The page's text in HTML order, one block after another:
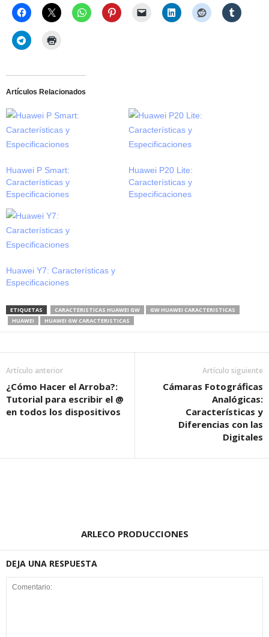
Artículos Relacionados
Huawei P Smart:
Características y
Especificaciones
Huawei P20 Lite:
Características y
Especificaciones
Huawei Y7: Características y
Especificaciones
ETIQUETAS CARACTERISTICAS HUAWEI GW
GW HUAWEI CARACTERISTICAS
HUAWEI
HUAWEI GW CARACTERISTICAS
Artículo anterior
¿Cómo Hacer el Arroba?:
Tutorial para escribir el @
en todos los dispositivos
Artículo siguiente
Cámaras Fotográficas
Analógicas:
Características y
Diferencias con las
Digitales
ARLECO PRODUCCIONES
DEJA UNA RESPUESTA